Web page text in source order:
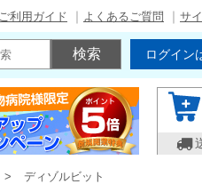
ご利用ガイド よくあるご質問 サ
ログイン
ディゾルビット